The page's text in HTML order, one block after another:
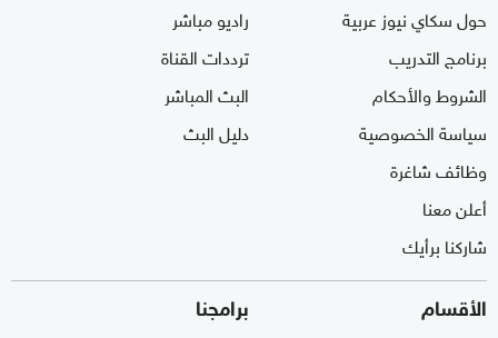
حول سكاي نيوز عربية
برنامج التدريب
الشروط والأحكام
سياسة الخصوصية
وظائف شاغرة
أعلن معنا
شاركنا برأيك
راديو مباشر
ترددات القناة
البث المباشر
دليل البث
الأقسام برامجنا